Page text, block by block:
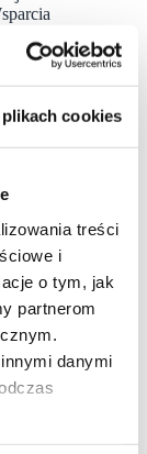
cookies
treści
i
o tym, jak
partnerom
danymi
procesów,
w skali
jej
realizacji
ról,
stronie
.